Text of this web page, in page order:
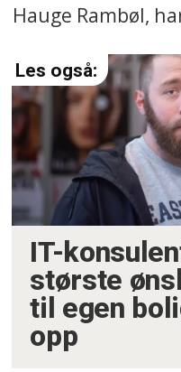
Hauge Rambøl,
IT-
største
til egen
opp